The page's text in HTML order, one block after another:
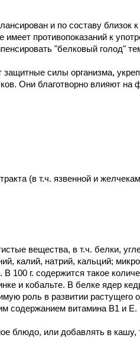
и по составу
противопоказаний к
"белковый голод"
силы организма,
Они благотворно влияют
(в т.ч. язвенной и
вещества, в т.ч. белки,
калий, натрий, кальций;
100 г. содержится такое
и кобальте. В белке ядер
роль в развитии
содержанием витамина В1 и Е.
блюдо, или добавлять в кашу,